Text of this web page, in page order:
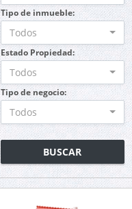
Tipo de inmueble:
Todos
Estado Propiedad:
Todos
Tipo de negocio:
Todos
BUSCAR